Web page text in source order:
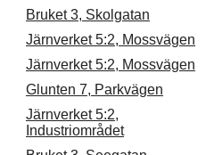
Bruket 3, Skolgatan
Järnverket 5:2, Mossvägen
Järnverket 5:2, Mossvägen
Glunten 7, Parkvägen
Järnverket 5:2,
Industriområdet